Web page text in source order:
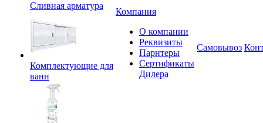
Сливная арматура
Комплектующие для
ванн
Компания
О компании
Реквизиты
Парнтеры
Сертификаты
Дилера
Самовывоз